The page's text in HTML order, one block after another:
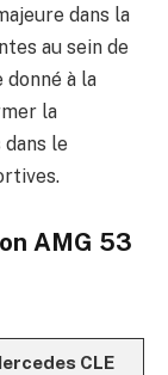
dans la
au sein de
donné à la
la
le
AMG 53
CLE